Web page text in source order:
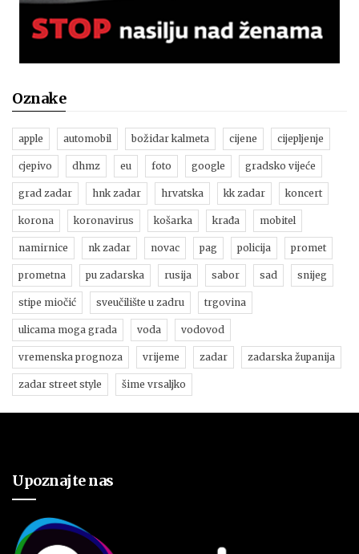
Oznake
apple automobil božidar kalmeta cijene cijepljenje
cjepivo dhmz eu foto google gradsko vijeće
grad zadar hnk zadar hrvatska kk zadar koncert
korona koronavirus košarka krađa mobitel
namirnice nk zadar novac pag policija promet
prometna pu zadarska rusija sabor sad snijeg
stipe miočić sveučilište u zadru trgovina
ulicama moga grada voda vodovod
vremenska prognoza vrijeme zadar zadarska županija
zadar street style šime vrsaljko
Upoznajte nas